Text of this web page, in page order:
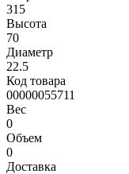
315
Высота
70
Диаметр
22.5
Код товара
00000055711
Вес
0
Объем
0
Доставка